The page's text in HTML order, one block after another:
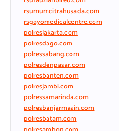
rsumumcitrahusada.com
rsgayomedicalcentre.com
polresjakarta.com
polresdago.com
polressabang.com
polresdenpasar.com
polresbanten.com
polresjambi.com
polressamarinda.com
polresbanjarmasin.com
polresbatam.com